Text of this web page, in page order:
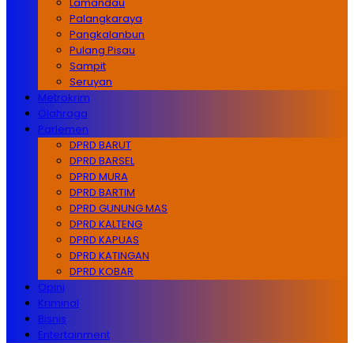
Palangkaraya
Pangkalanbun
Pulang Pisau
Sampit
Seruyan
Metrokrim
Olahraga
Parlemen
DPRD BARUT
DPRD BARSEL
DPRD MURA
DPRD BARTIM
DPRD GUNUNG MAS
DPRD KALTENG
DPRD KAPUAS
DPRD KATINGAN
DPRD KOBAR
Opini
Kriminal
Bisnis
Entertainment